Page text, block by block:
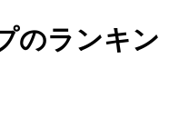
のランキン